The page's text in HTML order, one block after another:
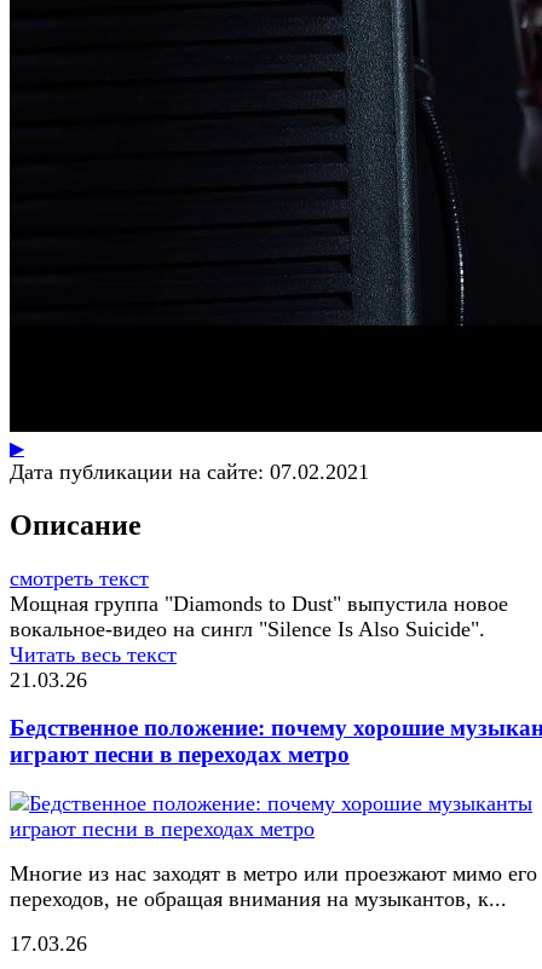
▶
Дата публикации на сайте: 07.02.2021
Описание
смотреть текст
Мощная группа "Diamonds to Dust" выпустила новое
вокальное-видео на сингл "Silence Is Also Suicide".
Читать весь текст
21.03.26
Бедственное положение: почему хорошие
играют песни в переходах метро
Многие из нас заходят в метро или проезжают мимо его
переходов, не обращая внимания на музыкантов, к...
17.03.26